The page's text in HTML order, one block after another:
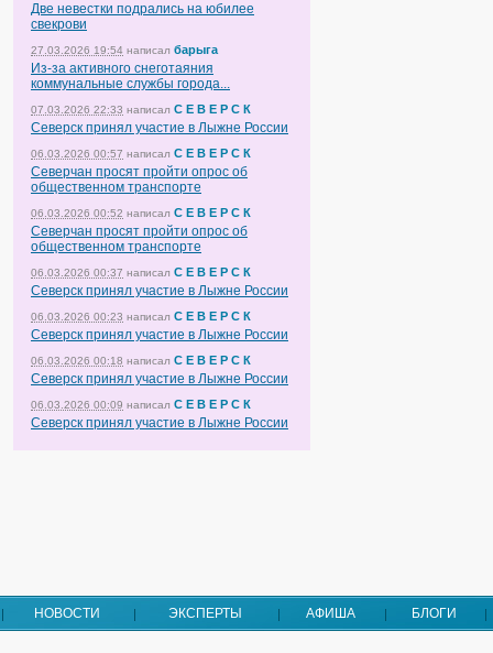
Две невестки подрались на юбилее
свекрови
27.03.2026 19:54 написал барыга
Из-за активного снеготаяния
коммунальные службы города...
07.03.2026 22:33 написал С Е В Е Р С К
Северск принял участие в Лыжне России
06.03.2026 00:57 написал С Е В Е Р С К
Северчан просят пройти опрос об
общественном транспорте
06.03.2026 00:52 написал С Е В Е Р С К
Северчан просят пройти опрос об
общественном транспорте
06.03.2026 00:37 написал С Е В Е Р С К
Северск принял участие в Лыжне России
06.03.2026 00:23 написал С Е В Е Р С К
Северск принял участие в Лыжне России
06.03.2026 00:18 написал С Е В Е Р С К
Северск принял участие в Лыжне России
06.03.2026 00:09 написал С Е В Е Р С К
Северск принял участие в Лыжне России
НОВОСТИ ЭКСПЕРТЫ АФИША БЛОГИ